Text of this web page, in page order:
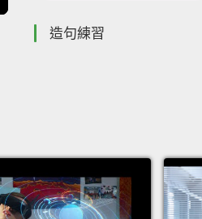
造句練習